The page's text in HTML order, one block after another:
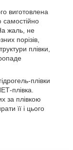
виготовлена
самостійно
жаль, не
порізів,
плівки,
плівки
плівка.
за плівкою
її і цього